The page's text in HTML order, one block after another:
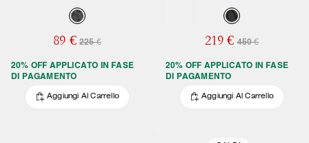
89 € 225 €
20% OFF APPLICATO IN FASE
DI PAGAMENTO
Aggiungi Al Carrello
219 € 450 €
20% OFF APPLICATO IN FASE
DI PAGAMENTO
Aggiungi Al Carrello